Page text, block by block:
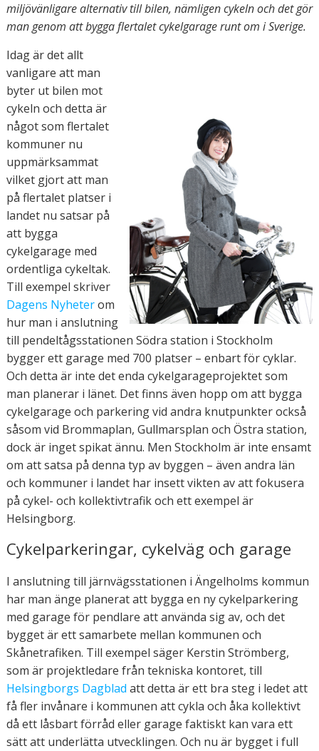
miljövänligare alternativ till bilen, nämligen cykeln och det gör
man genom att bygga flertalet cykelgarage runt om i Sverige.
Idag är det allt
vanligare att man
byter ut bilen mot
cykeln och detta är
något som flertalet
kommuner nu
uppmärksammat
vilket gjort att man
på flertalet platser i
landet nu satsar på
att bygga
cykelgarage med
ordentliga cykeltak.
Till exempel skriver
Dagens Nyheterom
hur man i anslutning
till pendeltågsstationen Södra station i Stockholm
bygger ett garage med 700 platser – enbart för cyklar.
Och detta är inte det enda cykelgarageprojektet som
man planerar i länet. Det finns även hopp om att bygga
cykelgarage och parkering vid andra knutpunkter också
såsom vid Brommaplan, Gullmarsplan och Östra station,
dock är inget spikat ännu. Men Stockholm är inte ensamt
om att satsa på denna typ av byggen – även andra län
och kommuner i landet har insett vikten av att fokusera
på cykel- och kollektivtrafik och ett exempel är
Helsingborg.
Cykelparkeringar, cykelväg och garage
I anslutning till järnvägsstationen i Ängelholms kommun
har man änge planerat att bygga en ny cykelparkering
med garage för pendlare att använda sig av, och det
bygget är ett samarbete mellan kommunen och
Skånetrafiken. Till exempel säger Kerstin Strömberg,
som är projektledare från tekniska kontoret, till
Helsingborgs Dagblad att detta är ett bra steg i ledet att
få fler invånare i kommunen att cykla och åka kollektivt
då ett låsbart förråd eller garage faktiskt kan vara ett
sätt att underlätta utvecklingen. Och nu är bygget i full